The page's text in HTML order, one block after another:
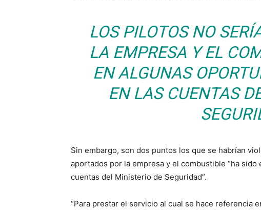
LOS PILOTOS NO
LA EMPRESA Y EL
EN ALGUNAS
EN LAS CUENTAS
Sin embargo, son dos puntos los que se habrían
aportados por la empresa y el combustible “ha
cuentas del Ministerio de Seguridad”.
“Para prestar el servicio al cual se hace referencia